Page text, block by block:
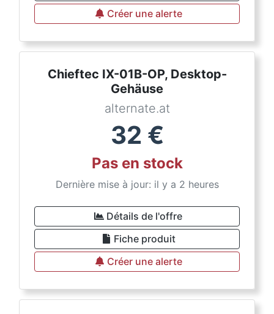
Créer une alerte
Chieftec IX-01B-OP, Desktop-
Gehäuse
alternate.at
32 €
Pas en stock
Dernière mise à jour: il y a 2 heures
Détails de l'offre
Fiche produit
Créer une alerte